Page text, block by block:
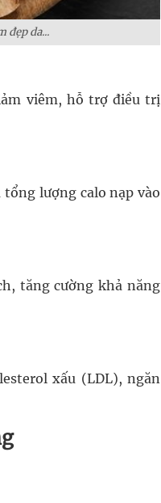
đẹp da...
viêm, hỗ trợ điều trị
lượng calo nạp vào
tăng cường khả năng
xấu (LDL), ngăn